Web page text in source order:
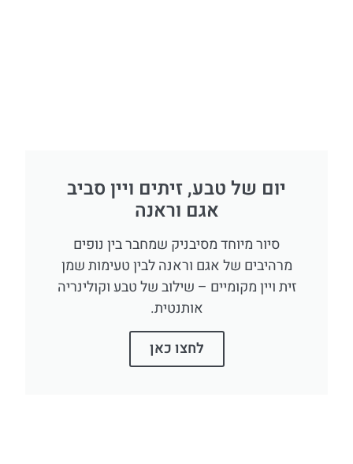
יום של טבע, זיתים ויין סביב
אגם וראנה
סיור מיוחד מסיבניק שמחבר בין נופים
מרהיבים של אגם וראנה לבין טעימות שמן
זית ויין מקומיים – שילוב של טבע וקולינריה
אותנטית.
לחצו כאן